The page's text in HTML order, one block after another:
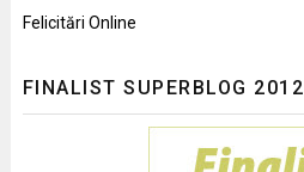
Felicitări Online
FINALIST SUPERBLOG 2012